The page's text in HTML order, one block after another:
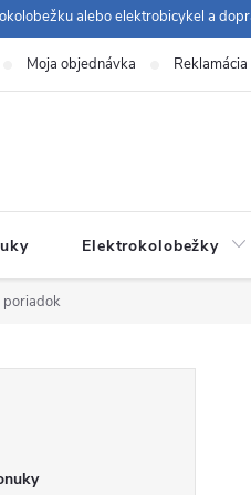
alebo elektrobicykel a
Moja objednávka Reklamácia
Elektrokolobežky
poriadok